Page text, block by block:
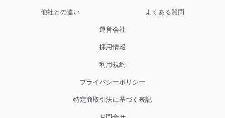
他社との違い よくある質問
運営会社
採用情報
利用規約
プライバシーポリシー
特定商取引法に基づく表記